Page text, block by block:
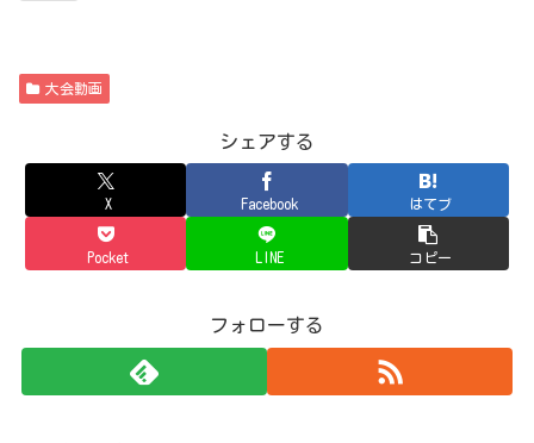
大会動画
シェアする
X Facebook はてブ
Pocket LINE コピー
フォローする